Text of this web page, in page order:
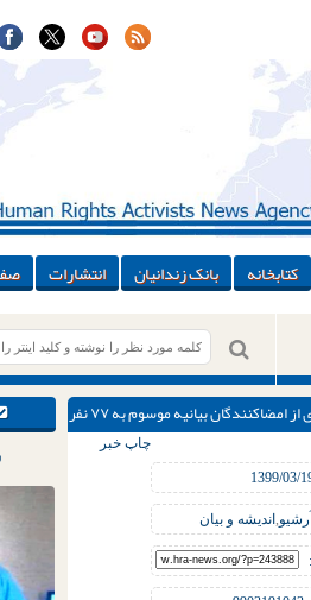
کتابخانه بانک زندانیان انتشارات
بیانیه موسوم به ۷۷ نفر
آرشیو,اندیشه و بیان
چاپ خبر